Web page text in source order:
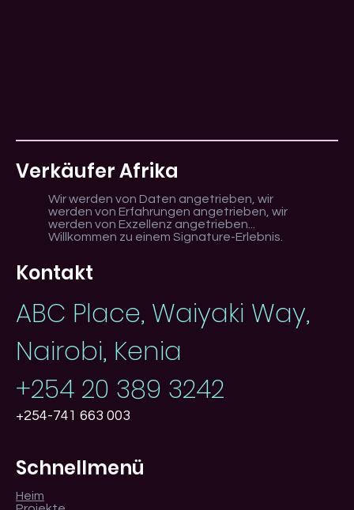
Verkäufer Afrika
Wir werden von Daten angetrieben, wir
werden von Erfahrungen angetrieben, wir
werden von Exzellenz angetrieben...
Willkommen zu einem Signature-Erlebnis.
Kontakt
ABC Place, Waiyaki Way,
Nairobi, Kenia
+254 20 389 3242
+254-741 663 003
Schnellmenü
Heim